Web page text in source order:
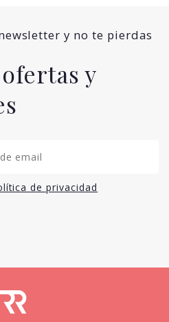
y no te pierdas
y
de privacidad